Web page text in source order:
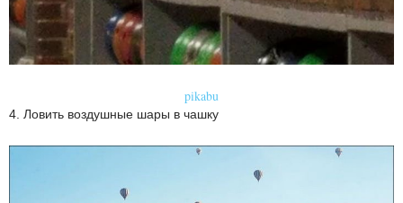
pikabu
4. Ловить воздушные шары в чашку